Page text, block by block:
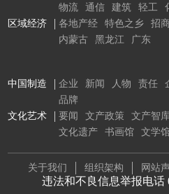
物流
通信 建筑 轻工
区域经济
各地产经 特色之乡 招商
内蒙古
黑龙江 广东
中国制造 企业 新闻 人物 责任
品牌
文化艺术
要闻 文产政策 文产智
文化遗产
书画馆 文学
关于我们 组织架构 网站
违法和不良信息举报电话